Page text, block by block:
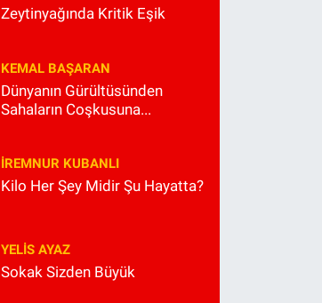
Zeytinyağında Kritik Eşik
KEMAL BAŞARAN
Dünyanın Gürültüsünden
Sahaların Coşkusuna...
İREMNUR KUBANLI
Kilo Her Şey Midir Şu Hayatta?
YELIS AYAZ
Sokak Sizden Büyük